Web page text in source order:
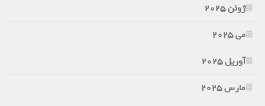
ژوئن 2025
می 2025
آوریل 2025
مارس 2025